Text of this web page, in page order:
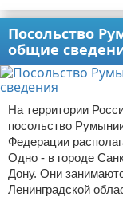
Посольство
общие
На территории
посольство
Федерации
Одно - в городе
Дону. Они
Ленинградской